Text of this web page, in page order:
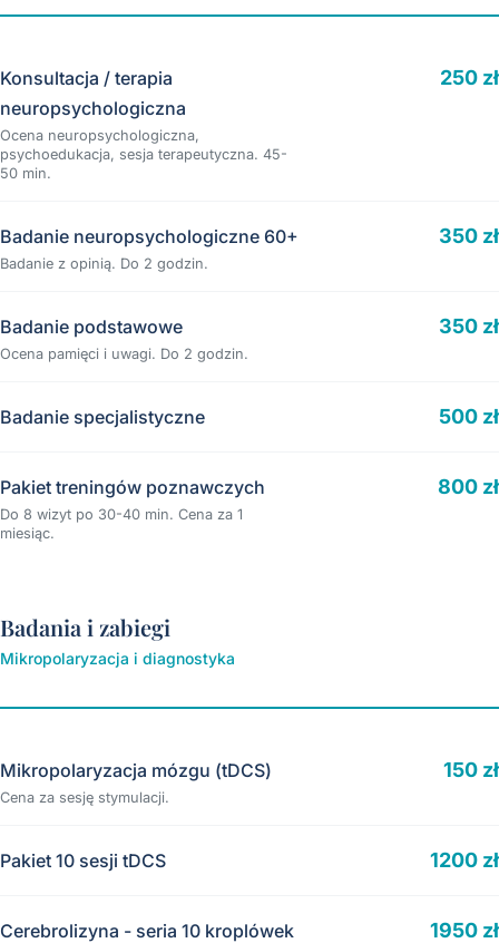
Konsultacja / terapia
neuropsychologiczna
Ocena neuropsychologiczna,
psychoedukacja, sesja terapeutyczna. 45-
50 min.
250 zł
Badanie neuropsychologiczne 60+
Badanie z opinią. Do 2 godzin.
350 zł
Badanie podstawowe
Ocena pamięci i uwagi. Do 2 godzin.
350 zł
Badanie specjalistyczne 500 zł
Pakiet treningów poznawczych
Do 8 wizyt po 30-40 min. Cena za 1
miesiąc.
800 zł
Badania i zabiegi
Mikropolaryzacja i diagnostyka
Mikropolaryzacja mózgu (tDCS)
Cena za sesję stymulacji.
150 zł
Pakiet 10 sesji tDCS 1200 zł
Cerebrolizyna - seria 10 kroplówek 1950 zł